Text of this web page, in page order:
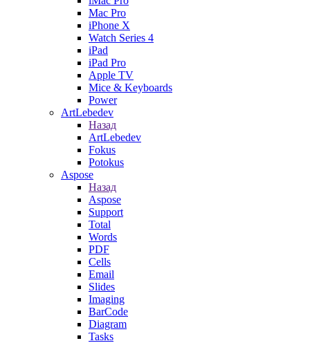
Mac Pro
iPhone X
Watch Series 4
iPad
iPad Pro
Apple TV
Mice & Keyboards
Power
ArtLebedev
Назад
ArtLebedev
Fokus
Potokus
Aspose
Назад
Aspose
Support
Total
Words
PDF
Cells
Email
Slides
Imaging
BarCode
Diagram
Tasks